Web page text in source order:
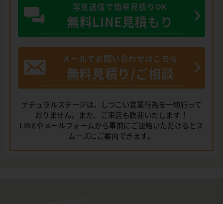
写真送信で簡単見積りOK
無料LINE見積もり
メールでお問い合わせはこちら
無料見積り/ご相談
ナチュラルステージは、しつこい営業行為を一切行って
おりません。また、ご来店も歓迎いたします！
LINEやメールフォームから事前にご連絡いただけるとス
ムーズにご案内できます。